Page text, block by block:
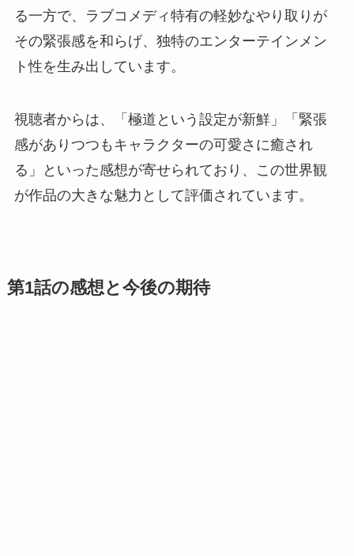
る一方で、ラブコメディ特有の軽妙なやり取りが
その緊張感を和らげ、独特のエンターテインメン
ト性を生み出しています。
視聴者からは、「極道という設定が新鮮」「緊張
感がありつつもキャラクターの可愛さに癒され
る」といった感想が寄せられており、この世界観
が作品の大きな魅力として評価されています。
第1話の感想と今後の期待